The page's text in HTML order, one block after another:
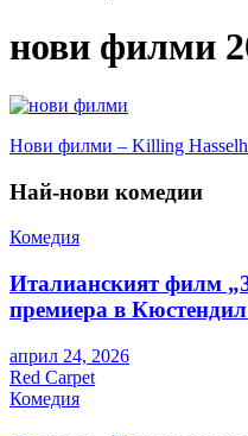
нови филми
Навигация
Нови филми – Killing
Най-нови комедии
Комедия
Италианският филм
премиера в
април 24, 2026
Red Carpet
Комедия